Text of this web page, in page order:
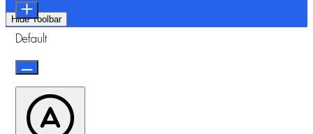
Hide Toolbar
Default